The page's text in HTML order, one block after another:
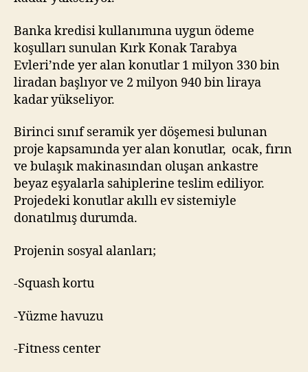
Banka kredisi kullanımına uygun ödeme
koşulları sunulan Kırk Konak Tarabya
Evleri’nde yer alan konutlar 1 milyon 330 bin
liradan başlıyor ve 2 milyon 940 bin liraya
kadar yükseliyor.
Birinci sınıf seramik yer döşemesi bulunan
proje kapsamında yer alan konutlar, ocak, fırın
ve bulaşık makinasından oluşan ankastre
beyaz eşyalarla sahiplerine teslim ediliyor.
Projedeki konutlar akıllı ev sistemiyle
donatılmış durumda.
Projenin sosyal alanları;
-Squash kortu
-Yüzme havuzu
-Fitness center